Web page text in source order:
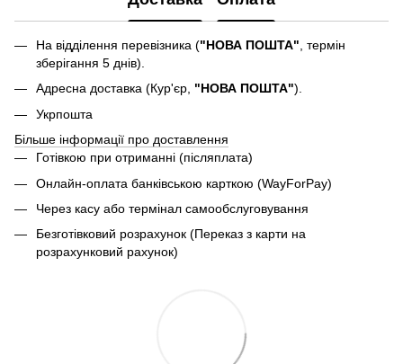
На відділення перевізника ("НОВА ПОШТА" , термін
зберігання 5 днів).
Адресна доставка (Кур'єр, "НОВА ПОШТА").
Укрпошта
Більше інформації про доставлення
Готівкою при отриманні (післяплата)
Онлайн-оплата банківською карткою (WayForPay)
Через касу або термінал самообслуговування
Безготівковий розрахунок (Переказ з карти на
розрахунковий рахунок)